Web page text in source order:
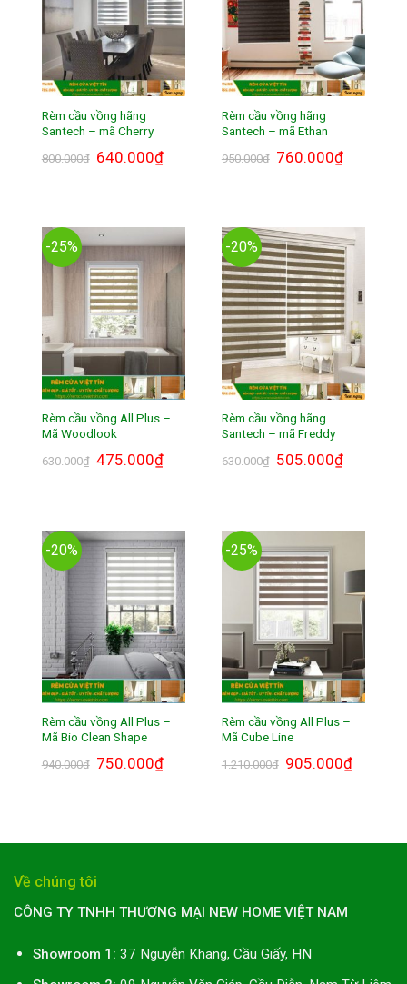
Rèm cầu vồng hãng
Santech – mã Cherry
800.000₫ Giá
gốc
640.000₫Giá
hiện
Rèm cầu vồng hãng
Santech – mã Ethan
950.000₫ Giá
gốc
760.000₫Giá
hiện
-25%
Rèm cầu vồng All Plus –
Mã Woodlook
630.000₫ Giá
gốc
475.000₫Giá
hiện
-20%
Rèm cầu vồng hãng
Santech – mã Freddy
630.000₫ Giá
gốc
505.000₫Giá
hiện
-20%
Rèm cầu vồng All Plus –
Mã Bio Clean Shape
940.000₫ Giá
gốc
750.000₫Giá
hiện
-25%
Rèm cầu vồng All Plus –
Mã Cube Line
1.210.000₫ Giá
gốc
905.000₫Giá
hiện
Về chúng tôi
CÔNG TY TNHH THƯƠNG MẠI NEW HOME VIỆT NAM
Showroom 1: 37 Nguyễn Khang, Cầu Giấy, HN